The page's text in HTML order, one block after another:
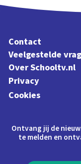
Contact
Veelgestelde
Over Schooltv.nl
Privacy
Cookies
Ontvang jij de
te melden en